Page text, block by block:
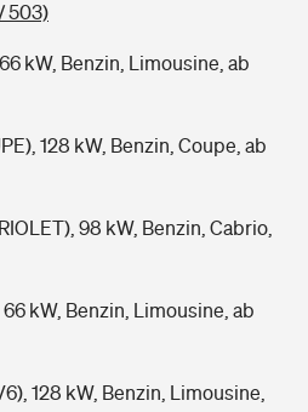
503)
kW, Benzin, Limousine, ab
128 kW, Benzin, Coupe, ab
98 kW, Benzin, Cabrio,
kW, Benzin, Limousine, ab
128 kW, Benzin, Limousine,